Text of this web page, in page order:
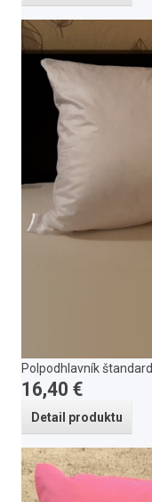
Polpodhlavník štandard
16,40 €
Detail produktu